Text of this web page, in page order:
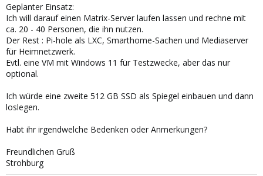
Geplanter Einsatz:
Ich will darauf einen Matrix-Server laufen lassen und rechne mit
ca. 20 - 40 Personen, die ihn nutzen.
Der Rest : Pi-hole als LXC, Smarthome-Sachen und Mediaserver
für Heimnetzwerk.
Evtl. eine VM mit Windows 11 für Testzwecke, aber das nur
optional.
Ich würde eine zweite 512 GB SSD als Spiegel einbauen und dann
loslegen.
Habt ihr irgendwelche Bedenken oder Anmerkungen?
Freundlichen Gruß
Strohburg